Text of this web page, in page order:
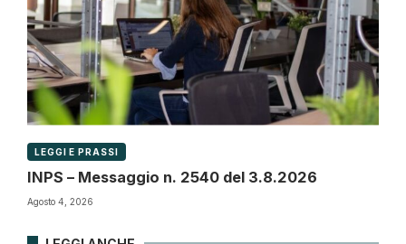
LEGGI E PRASSI
INPS – Messaggio n. 2540 del 3.8.2026
Agosto 4, 2026